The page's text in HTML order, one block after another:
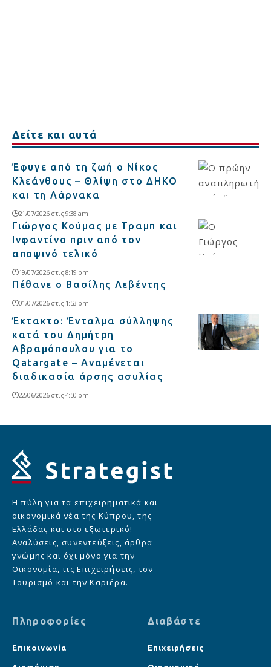
Δείτε και αυτά
Έφυγε από τη ζωή ο Νίκος
Κλεάνθους – Θλίψη στο ΔΗΚΟ
και τη Λάρνακα
21/07/2026 στις 9:38 am
Γιώργος Κούμας με Τραμπ και
Ινφαντίνο πριν από τον
αποψινό τελικό
19/07/2026 στις 8:19 pm
Πέθανε ο Βασίλης Λεβέντης
01/07/2026 στις 1:53 pm
Έκτακτο: Ένταλμα σύλληψης
κατά του Δημήτρη
Αβραμόπουλου για το
Qatargate – Αναμένεται
διαδικασία άρσης ασυλίας
22/06/2026 στις 4:50 pm
Η πύλη για τα επιχειρηματικά και
οικονομικά νέα της Κύπρου, της
Ελλάδας και στο εξωτερικό!
Αναλύσεις, συνεντεύξεις, άρθρα
γνώμης και όχι μόνο για την
Οικονομία, τις Επιχειρήσεις, τον
Τουρισμό και την Καριέρα.
Πληροφορίες
Επικοινωνία
Διαβάστε
Επιχειρήσεις